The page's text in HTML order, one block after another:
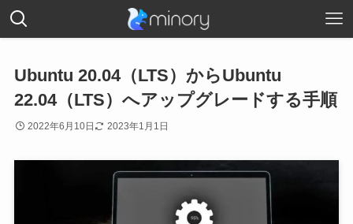
Ubuntu 20.04（LTS）からUbuntu
22.04（LTS）へアップグレードする手順
2022年6月10日 2023年1月1日